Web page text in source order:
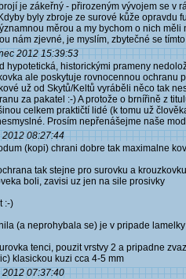
je zákeřný - přirozeným vývojem se v
byly zbroje ze surové kůže opravdu
měrou a my bychom o nich
nám zjevné, je myslím, zbytečné se
2012 15:39:53
hypotetická, historickými prameny
ale poskytuje rovnocennou ochranu
už od Skytů/Keltů vyráběli něco tak
za pakatel :-) A protože o brnířině z
celkem praktičtí lidé (k tomu už
Prosím nepřenášejme naše
08:27:44
(kopi) chrani dobre tak maximalne
tak stejne pro surovku a krouzkovku
boli, zavisi uz jen na sile prosivky
:-)
(a neprohybala se) je v pripade
tenci, pouzit vrstvy 2 a pripadne
klasickou kuzi cca 4-5 mm
07:37:40